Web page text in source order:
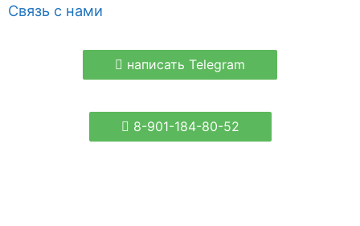
Связь с нами
написать Telegram
8-901-184-80-52